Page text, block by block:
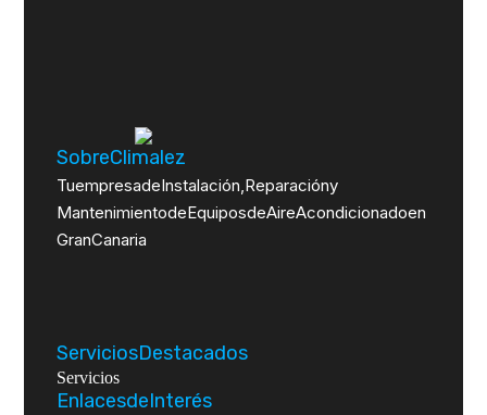
Sobre Climalez
Tu empresa de Instalación, Reparación y
Mantenimiento de Equipos de Aire Acondicionado en
Gran Canaria
Servicios Destacados
Servicios
Enlaces de Interés